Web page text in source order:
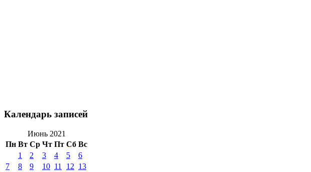
Календарь записей
Июнь 2021
Пн Вт Ср Чт Пт Сб Вс
1 2 3 4 5
6
7
8 9 10 11 12 13